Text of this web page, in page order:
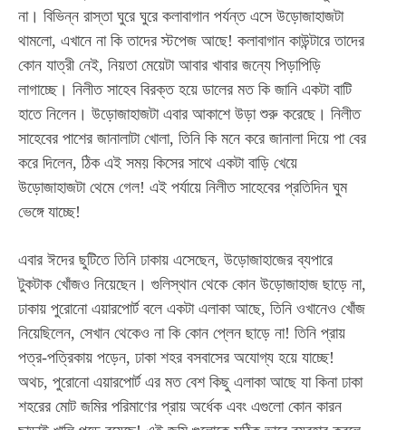
না। বিভিন্ন রাস্তা ঘুরে ঘুরে কলাবাগান পর্যন্ত এসে উড়োজাহাজটা
থামলো, এখানে না কি তাদের স্টপেজ আছে! কলাবাগান কাউন্টারে তাদের
কোন যাত্রী নেই, নিয়তা মেয়েটা আবার খাবার জন্যে পিড়াপিড়ি
লাগাচ্ছে। নিলীত সাহেব বিরক্ত হয়ে ডালের মত কি জানি একটা বাটি
হাতে নিলেন। উড়োজাহাজটা এবার আকাশে উড়া শুরু করেছে। নিলীত
সাহেবের পাশের জানালাটা খোলা, তিনি কি মনে করে জানালা দিয়ে পা বের
করে দিলেন, ঠিক এই সময় কিসের সাথে একটা বাড়ি খেয়ে
উড়োজাহাজটা থেমে গেল! এই পর্যায়ে নিলীত সাহেবের প্রতিদিন ঘুম
ভেঙ্গে যাচ্ছে!
এবার ঈদের ছুটিতে তিনি ঢাকায় এসেছেন, উড়োজাহাজের ব্যপারে
টুকটাক খোঁজও নিয়েছেন। গুলিস্থান থেকে কোন উড়োজাহাজ ছাড়ে না,
ঢাকায় পুরোনো এয়ারপোর্ট বলে একটা এলাকা আছে, তিনি ওখানেও খোঁজ
নিয়েছিলেন, সেখান থেকেও না কি কোন প্লেন ছাড়ে না! তিনি প্রায়
পত্র-পত্রিকায় পড়েন, ঢাকা শহর বসবাসের অযোগ্য হয়ে যাচ্ছে!
অথচ, পুরোনো এয়ারপোর্ট এর মত বেশ কিছু এলাকা আছে যা কিনা ঢাকা
শহরের মোট জমির পরিমাণের প্রায় অর্ধেক এবং এগুলো কোন কারন